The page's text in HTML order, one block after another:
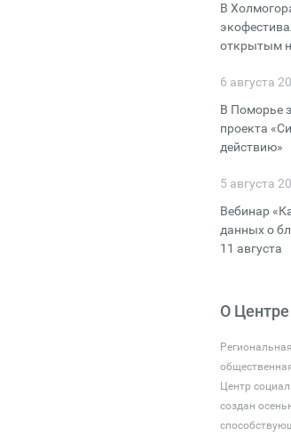
В
открытым
6 августа
В Поморье
проекта
действию»
5 августа
Вебинар
данных о
11 августа
О Центре
Центр
создан